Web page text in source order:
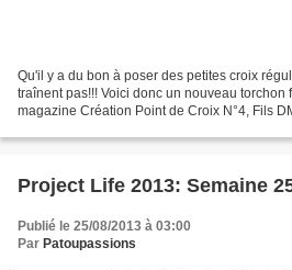
Qu'il y a du bon à poser des petites croix
traînent pas!!! Voici donc un nouveau torchon
magazine Création Point de Croix N°4, Fils
Project Life 2013: Semaine
Publié le 25/08/2013 à 03:00
Par Patoupassions